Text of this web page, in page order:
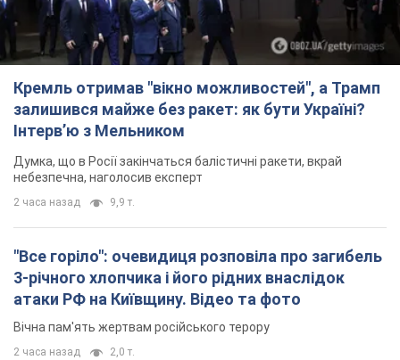
Кремль отримав "вікно можливостей", а Трамп
залишився майже без ракет: як бути Україні?
Інтерв’ю з Мельником
Думка, що в Росії закінчаться балістичні ракети, вкрай
небезпечна, наголосив експерт
2 часа назад 9,9 т.
"Все горіло": очевидиця розповіла про загибель
3-річного хлопчика і його рідних внаслідок
атаки РФ на Київщину. Відео та фото
Вічна пам'ять жертвам російського терору
2 часа назад 2,0 т.